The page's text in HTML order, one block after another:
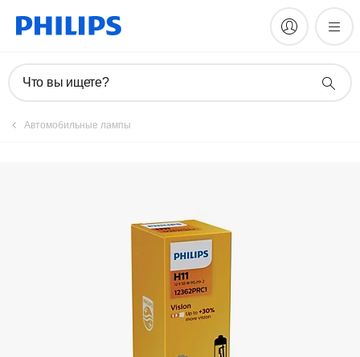
Что вы ищете?
Автомобильные лампы